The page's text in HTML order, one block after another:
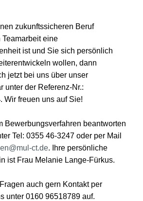
zukunftssicheren Beruf
eine
ist und Sie sich persönlich
wollen, dann
jetzt bei uns über unser
unter der Referenz-Nr.:
. Wir freuen uns auf Sie!
Bewerbungsverfahren beantworten
Tel: 0355 46-3247 oder per Mail
ct.de. Ihre persönliche
ist Frau Melanie Lange-Fürkus.
auch gern Kontakt per
unter 0160 96518789 auf.